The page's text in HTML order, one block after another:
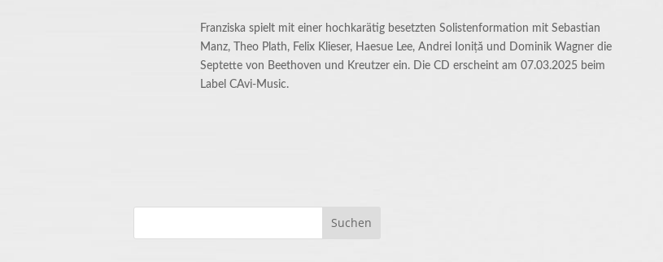
Franziska spielt mit einer hochkarätig besetzten Solistenformation mit Sebastian
Manz, Theo Plath, Felix Klieser, Haesue Lee, Andrei Ioniță und Dominik Wagner die
Septette von Beethoven und Kreutzer ein. Die CD erscheint am 07.03.2025 beim
Label CAvi-Music.